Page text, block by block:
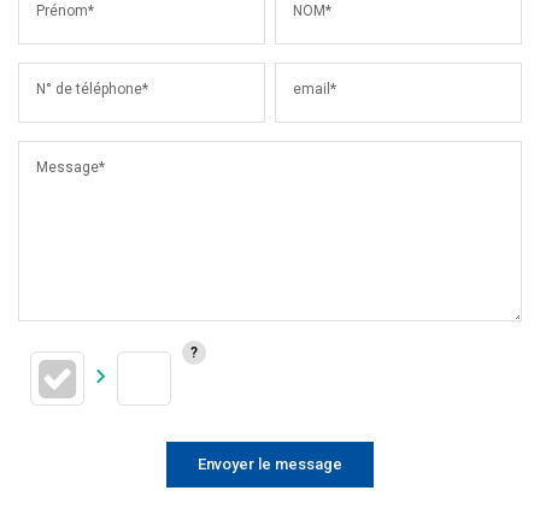
Prénom* NOM*
N° de téléphone* email*
Message*
Envoyer le message